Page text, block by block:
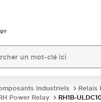
Industriels
Relais
Power Relay RH1B-